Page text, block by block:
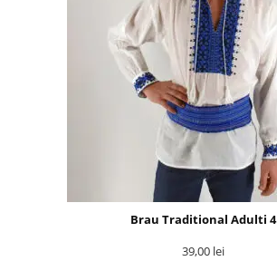
Brau Traditional Adulti 4
39,00 lei